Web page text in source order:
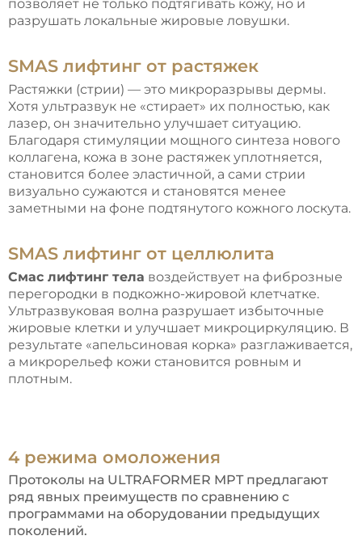
позволяет не только подтягивать кожу, но и
разрушать локальные жировые ловушки.
SMAS лифтинг от растяжек
Растяжки (стрии) — это микроразрывы дермы.
Хотя ультразвук не «стирает» их полностью, как
лазер, он значительно улучшает ситуацию.
Благодаря стимуляции мощного синтеза нового
коллагена, кожа в зоне растяжек уплотняется,
становится более эластичной, а сами стрии
визуально сужаются и становятся менее
заметными на фоне подтянутого кожного лоскута.
SMAS лифтинг от целлюлита
Смас лифтинг тела воздействует на фиброзные
перегородки в подкожно-жировой клетчатке.
Ультразвуковая волна разрушает избыточные
жировые клетки и улучшает микроциркуляцию. В
результате «апельсиновая корка» разглаживается,
а микрорельеф кожи становится ровным и
плотным.
4 режима омоложения
Протоколы на ULTRAFORMER MPT предлагают
ряд явных преимуществ по сравнению с
программами на оборудовании предыдущих
поколений.